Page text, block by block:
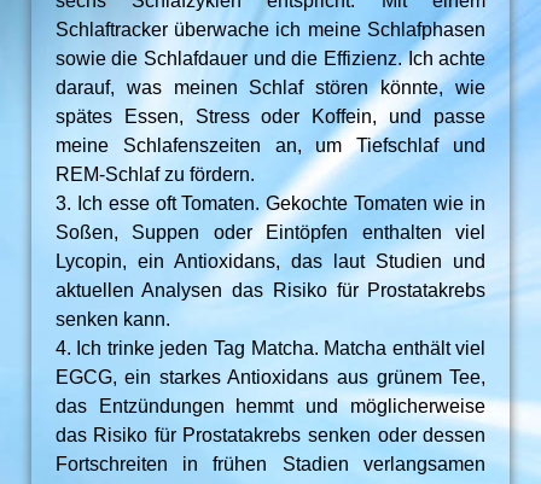
Schlaftracker überwache ich meine Schlafphasen
sowie die Schlafdauer und die Effizienz. Ich achte
darauf, was meinen Schlaf stören könnte, wie
spätes Essen, Stress oder Koffein, und passe
meine Schlafenszeiten an, um Tiefschlaf und
REM-Schlaf zu fördern.
3. Ich esse oft Tomaten. Gekochte Tomaten wie in
Soßen, Suppen oder Eintöpfen enthalten viel
Lycopin, ein Antioxidans, das laut Studien und
aktuellen Analysen das Risiko für Prostatakrebs
senken kann.
4. Ich trinke jeden Tag Matcha. Matcha enthält viel
EGCG, ein starkes Antioxidans aus grünem Tee,
das Entzündungen hemmt und möglicherweise
das Risiko für Prostatakrebs senken oder dessen
Fortschreiten in frühen Stadien verlangsamen